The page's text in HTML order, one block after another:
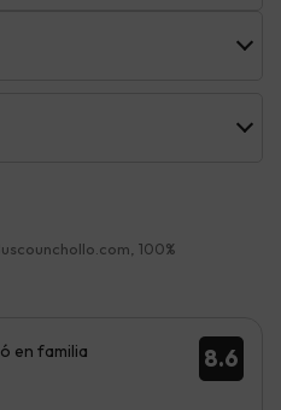
100%
8.6
en familia